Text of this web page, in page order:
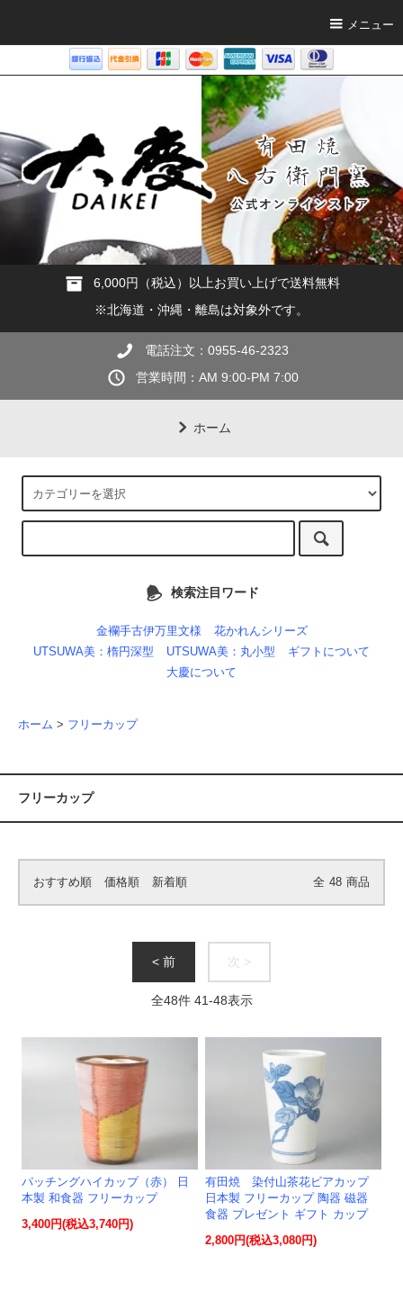
メニュー
6,000円（税込）以上お買い上げで送料無料
※北海道・沖縄・離島は対象外です。
電話注文：0955-46-2323
営業時間：AM 9:00-PM 7:00
ホーム
検索注目ワード
金襴手古伊万里文様
花かれんシリーズ
UTSUWA美：楕円深型
UTSUWA美：丸小型
ギフトについて
大慶について
ホーム > フリーカップ
フリーカップ
おすすめ順 価格順 新着順 全 48 商品
< 前 次 >
全48件 41-48表示
パッチングハイカップ（赤） 日
本製 和食器 フリーカップ
3,400円(税込3,740円)
有田焼 染付山茶花ビアカップ
日本製 フリーカップ 陶器 磁器
食器 プレゼント ギフト カップ
2,800円(税込3,080円)